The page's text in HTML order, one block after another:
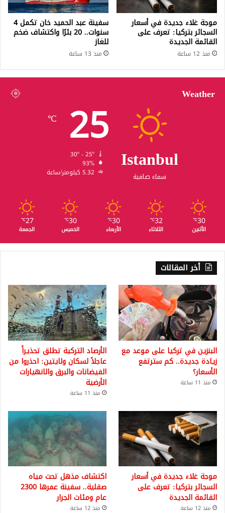
موجة غلاء جديدة في أسعار
السجائر بتركيا: تعرف على
القائمة الجديدة
منذ 12 ساعة
سفينة عبد الحميد خان تكمل 4
سنوات.. 20 بئرًا واكتشاف ضخم
للغاز
منذ 13 ساعة
Weather
Istanbul
سماء صافية
25
℃
93%
5.32 كيلومتر/ساعة
30
℃
الأثنين
32
℃
الثلاثاء
30
℃
الأربعاء
30
℃
الخميس
27
℃
الجمعة
أخر المقالات
البنزين في تركيا على موعد مع
زيادة جديدة.. كم سترتفع
الأسعار؟
منذ 11 ساعة
الأرصاد التركية تطلق تحذيراً
عاجلاً لسكان ولايتين: احذروا من
الفيضانات والبرق والانهيارات
الأرضية
منذ 11 ساعة
موجة غلاء جديدة في أسعار
السجائر بتركيا: تعرف على
القائمة الجديدة
منذ 12 ساعة
اكتشاف مذهل تحت مياه
صقلية.. سفينة عمرها 2300
عام ومئات الجرار
منذ 12 ساعة